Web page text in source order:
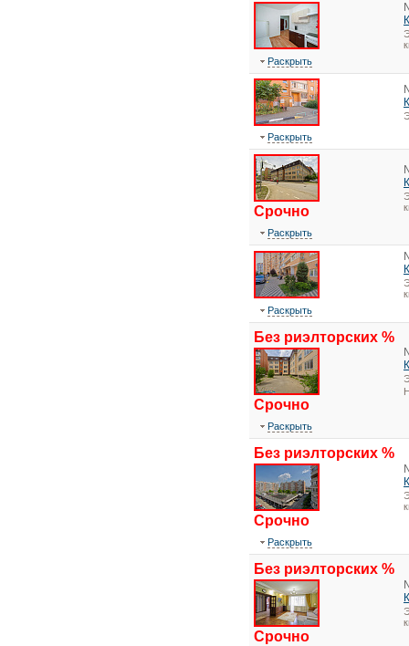
Раскрыть
Раскрыть
Срочно
Раскрыть
Раскрыть
Без риэлторских %
Срочно
Раскрыть
Без риэлторских %
Срочно
Раскрыть
Без риэлторских %
Срочно